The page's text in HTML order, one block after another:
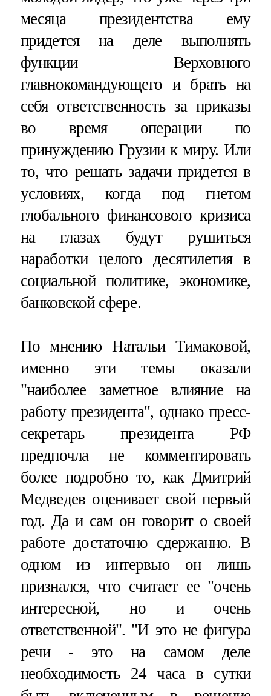
месяца президентства ему
придется на деле выполнять
функции Верховного
главнокомандующего и брать на
себя ответственность за приказы
во время операции по
принуждению Грузии к миру. Или
то, что решать задачи придется в
условиях, когда под гнетом
глобального финансового кризиса
на глазах будут рушиться
наработки целого десятилетия в
социальной политике, экономике,
банковской сфере.
По мнению Натальи Тимаковой,
именно эти темы оказали
"наиболее заметное влияние на
работу президента", однако пресс-
секретарь президента РФ
предпочла не комментировать
более подробно то, как Дмитрий
Медведев оценивает свой первый
год. Да и сам он говорит о своей
работе достаточно сдержанно. В
одном из интервью он лишь
признался, что считает ее "очень
интересной, но и очень
ответственной". "И это не фигура
речи - это на самом деле
необходимость 24 часа в сутки